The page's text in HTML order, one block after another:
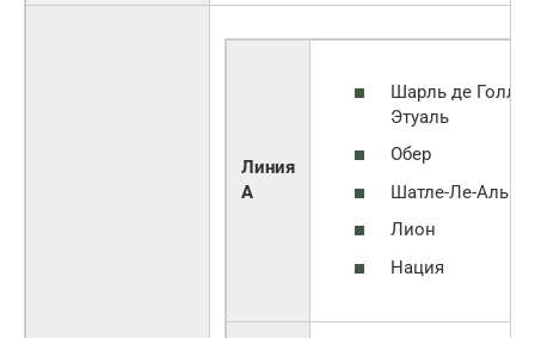
Линия
А
Шарль де Голль-
Этуаль
Обер
Шатле-Ле-Аль
Лион
Нация